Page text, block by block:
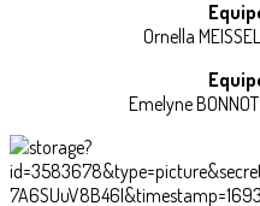
Ornella
Emelyne